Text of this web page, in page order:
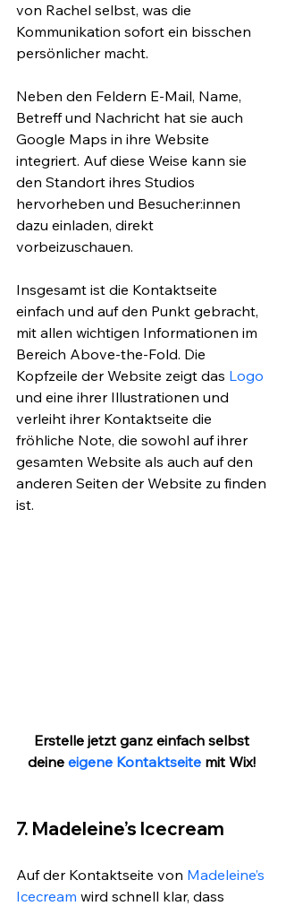
von Rachel selbst, was die
Kommunikation sofort ein bisschen
persönlicher macht.
Neben den Feldern E-Mail, Name,
Betreff und Nachricht hat sie auch
Google Maps in ihre Website
integriert. Auf diese Weise kann sie
den Standort ihres Studios
hervorheben und Besucher:innen
dazu einladen, direkt
vorbeizuschauen.
Insgesamt ist die Kontaktseite
einfach und auf den Punkt gebracht,
mit allen wichtigen Informationen im
Bereich Above-the-Fold. Die
Kopfzeile der Website zeigt das Logo
und eine ihrer Illustrationen und
verleiht ihrer Kontaktseite die
fröhliche Note, die sowohl auf ihrer
gesamten Website als auch auf den
anderen Seiten der Website zu finden
ist.
Erstelle jetzt ganz einfach selbst
deine eigene Kontaktseite mit Wix!
7. Madeleine’s Icecream
Auf der Kontaktseite von Madeleine’s
Icecream wird schnell klar, dass